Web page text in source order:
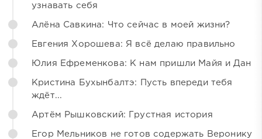
узнавать себя
Алёна Савкина: Что сейчас в моей жизни?
Евгения Хорошева: Я всё делаю правильно
Юлия Ефременкова: К нам пришли Майя и Дан
Кристина Бухынбалтэ: Пусть впереди тебя
ждёт...
Артём Рышковский: Грустная история
Егор Мельников не готов содержать Веронику